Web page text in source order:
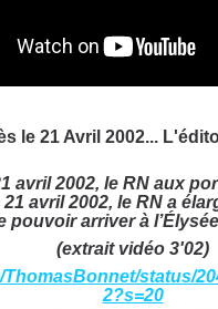
le 21 Avril 2002...
avril 2002, le RN aux
avril 2002, le RN a
pouvoir arriver à
(extrait vidéo 3'02)
status/
2?s=20